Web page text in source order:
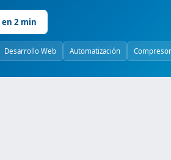
2 min
Desarrollo Web Automatización